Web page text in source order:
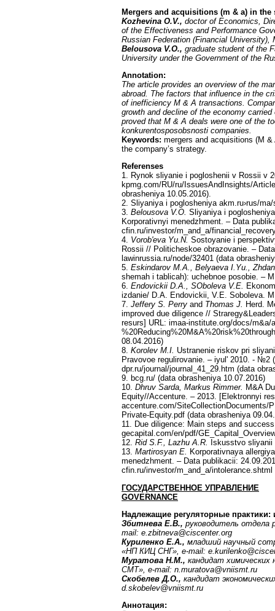
Mergers and acquisitions (m & a) in
Kozhevina O.V., doctor of Economics,
of the Effectiveness and Performance
Russian Federation (Financial University),
Belousova V.O., graduate student of the
University under the Government of the
Annotation:
The article provides an overview of the
abroad. The factors that influence in the
of inefficiency M & A transactions.
growth and decline of the economy
proved that M & A deals were one of the
konkurentosposobsnosti companies.
Keywords: mergers and acquisitions (M
the company’s strategy.
Referenses
1. Rynok sliyanie i pogloshenii v Rossii v
kpmg.com/RU/ru/IssuesAndInsights/
obrasheniya 10.05.2016).
2. Sliyaniya i poglosheniya akm.ru›rus/
3. Belousova V.O. Sliyaniya i
Korporativnyi menedzhment. – Data
cfin.ru/investor/m_and_a/
4. Vorob'eva Yu.N. Sostoyanie i
Rossii // Politicheskoe obrazovanie. –
lawinrussia.ru/node/32401 (data
5. Eskindarov M.A., Belyaeva I.Yu.,
shemah i tablicah): uchebnoe posobie. –
6. Endovickii D.A., SOboleva V.E.
izdanie/ D.A. Endovickii, V.E. Soboleva.
7. Jeffery S. Perry and Thomas J. Herd.
improved due diligence //
resurs] URL: imaa-institute.org/docs/m&a/
08.04.2016)
8. Korolev M.I. Ustranenie riskov pri
Pravovoe regulirovanie. – iyul' 2010. - №2
dpr.ru/journal/journal_41_29.htm (data
9. bcg.ru/ (data obrasheniya 10.07.2016)
10. Dhruv Sarda, Markus Rimmer. M&A
Equity//Accenture. – 2013. [Elektronnyi
accenture.com/SiteCollectionDocuments/
Private-Equity.pdf (data obrasheniya
11. Due diligence: Main steps and
gecapital.com/en/pdf/
12. Rid S.F., Lazhu A.R.
Iskusstvo
13. Martirosyan E. Korporativnaya
menedzhment. – Data publikacii:
cfin.ru/investor/m_and_a/
ГОСУДАРСТВЕННОЕ УПРАВЛЕНИЕ
GOVERNANCE
Надлежащие регуляторные практики:
Збитнева Е.В., руководитель отдела
mail: e.zbitneva@ciscenter.org
Куриленко Е.А., младший научный
«НП КИЦ СНГ», e-mail: e kurilenko@
Муратова Н.М., кандидат
СМТ», e-mail: n muratova@vniismt ru
Скобелев Д.О., кандидат
d. skobelev@vniismt ru
Аннотация: